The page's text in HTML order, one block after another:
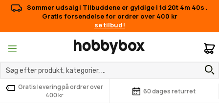
Sommer udsalg! Tilbuddene er gyldige i 1d 20t 4m 40s .
Gratis forsendelse for ordrer over 400 kr
se tilbud!
Gratis levering på ordrer over
400 kr
60 dages returret